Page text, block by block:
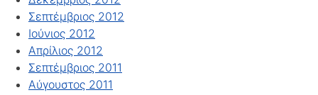
Σεπτέμβριος 2012
Ιούνιος 2012
Απρίλιος 2012
Σεπτέμβριος 2011
Αύγουστος 2011